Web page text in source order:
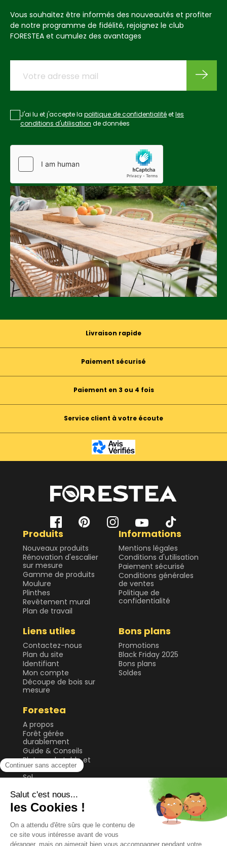
Vous souhaitez être informés des nouveautés et profiter
de notre programme de fidélité, rejoignez le club
FORESTEA et cumulez des avantages
J'ai lu et j'accepte la politique de confidentialitéetles
conditions d'utilisation de données
Livraison rapide
Paiement sécurisé
Paiement en 3 ou 4 fois
Service client à votre écoute
Produits
Nouveaux produits
Rénovation d'escalier
sur mesure
Gamme de produits
Moulure
Plinthes
Revêtement mural
Plan de travail
Informations
Mentions légales
Conditions d'utilisation
Paiement sécurisé
Conditions générales
de ventes
Politique de
confidentialité
Liens utiles
Contactez-nous
Plan du site
Identifiant
Mon compte
Découpe de bois sur
mesure
Bons plans
Promotions
Black Friday 2025
Bons plans
Soldes
Forestea
A propos
Forêt gérée
durablement
Guide & Conseils
Plateau de table et
bureau
Sol
Tasseau, planche et
lame